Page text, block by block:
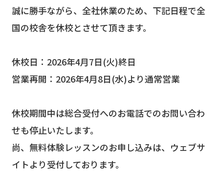
誠に勝手ながら、全社休業のため、下記日程で全
国の校舎を休校とさせて頂きます。
休校日：2026年4月7日(火)終日
営業再開：2026年4月8日(水)より通常営業
休校期間中は総合受付へのお電話でのお問い合わ
せも停止いたします。
尚、無料体験レッスンのお申し込みは、ウェブサ
イトより受付しております。